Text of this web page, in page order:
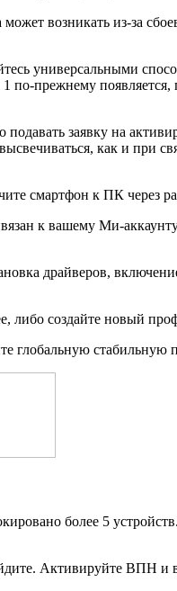
возникать из-за
универсальными
прежнему
заявку на
как и при
смартфон к ПК через
к вашему Ми-
драйверов,
либо создайте новый
глобальную стабильную
более 5
Активируйте ВПН и